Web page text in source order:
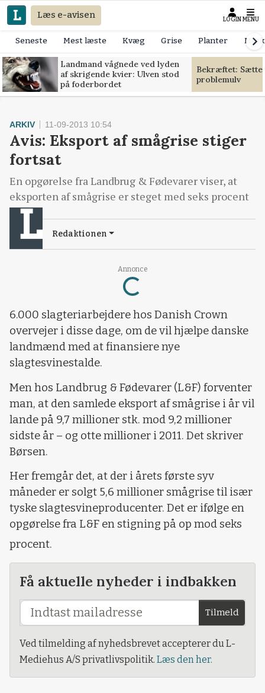
Læs e-avisen LOGIN MENU
Seneste Mest læste Kvæg Grise Planter
Landmand vågnede ved lyden
af skrigende kvier: Ulven stod
på foderbordet
Bekræftet:
problemulv
Annonce
Loading...
ARKIV 11-09-2013 10:54
Avis: Eksport af smågrise stiger
fortsat
En opgørelse fra Landbrug & Fødevarer viser, at
eksporten af smågrise er steget med seks procent
Redaktionen
6.000 slagteriarbejdere hos Danish Crown
overvejer i disse dage, om de vil hjælpe danske
landmænd med at finansiere nye
slagtesvinestalde.
Men hos Landbrug & Fødevarer (L&F) forventer
man, at den samlede eksport af smågrise i år vil
lande på 9,7 millioner stk. mod 9,2 millioner
sidste år – og otte millioner i 2011. Det skriver
Børsen.
Her fremgår det, at der i årets første syv
måneder er solgt 5,6 millioner smågrise til især
tyske slagtesvineproducenter. Det er ifølge en
opgørelse fra L&F en stigning på op mod seks
procent.
Få aktuelle nyheder i indbakken
Tilmeld
Ved tilmelding af nyhedsbrevet accepterer du L-
Mediehus A/S privatlivspolitik. Læs den her.